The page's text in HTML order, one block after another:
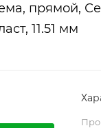
прямой,
11.51 мм